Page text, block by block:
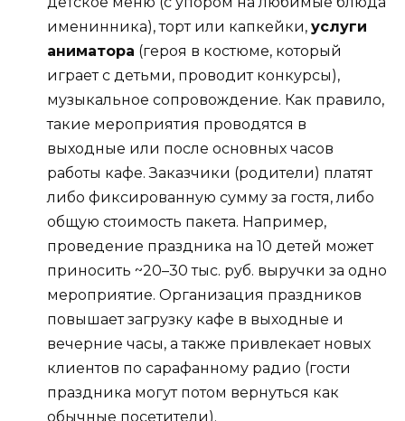
именинника), торт или капкейки, услуги
аниматора (героя в костюме, который
играет с детьми, проводит конкурсы),
музыкальное сопровождение. Как правило,
такие мероприятия проводятся в
выходные или после основных часов
работы кафе. Заказчики (родители) платят
либо фиксированную сумму за гостя, либо
общую стоимость пакета. Например,
проведение праздника на 10 детей может
приносить ~20–30 тыс. руб. выручки за одно
мероприятие. Организация праздников
повышает загрузку кафе в выходные и
вечерние часы, а также привлекает новых
клиентов по сарафанному радио (гости
праздника могут потом вернуться как
обычные посетители).